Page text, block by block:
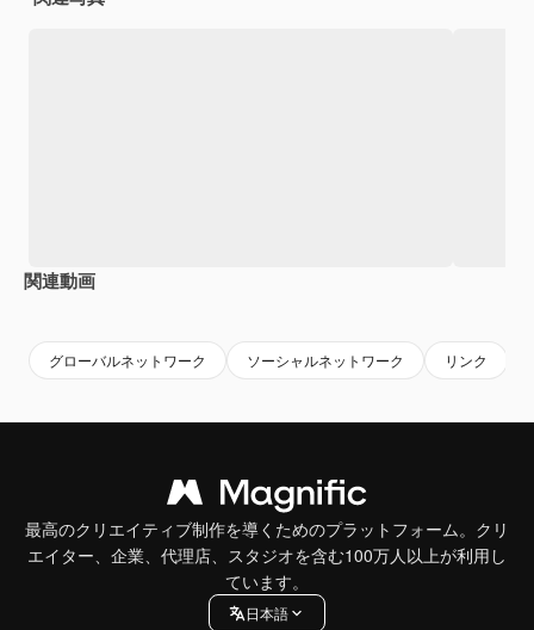
関連動画
グローバルネットワーク ソーシャルネットワーク リンク
最高のクリエイティブ制作を導くためのプラットフォーム。クリ
エイター、企業、代理店、スタジオを含む100万人以上が利用し
ています。
日本語